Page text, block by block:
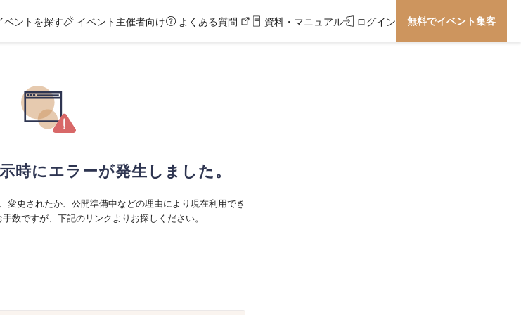
ベントを探す イベント主催者向け よくある質問 資料・マニュアル ログイン 無料でイベント集客
時にエラーが発生しました。
変更されたか、公開準備中などの理由により現在利用でき
数ですが、下記のリンクよりお探しください。